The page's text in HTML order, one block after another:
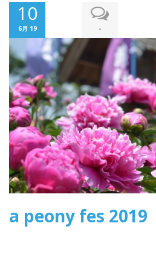
10
6月 19 -
a peony fes 2019